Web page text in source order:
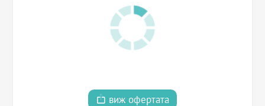
виж офертата